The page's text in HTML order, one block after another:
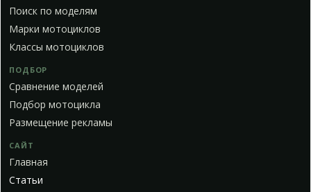
Поиск по моделям
Марки мотоциклов
Классы мотоциклов
ПОДБОР
Сравнение моделей
Подбор мотоцикла
Размещение рекламы
САЙТ
Главная
Статьи